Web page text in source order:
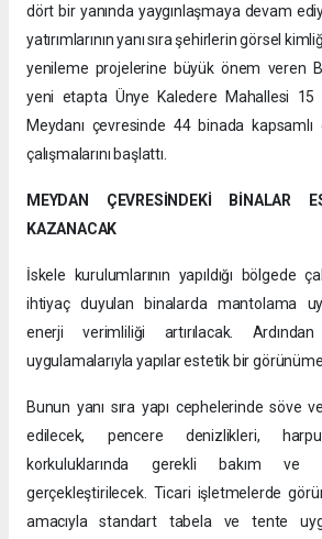
dört bir yanında yaygınlaşmaya devam
yatırımlarının yanı sıra şehirlerin görsel
yenileme projelerine büyük önem veren
yeni etapta Ünye Kaledere Mahallesi 15
Meydanı çevresinde 44 binada kapsamlı
çalışmalarını başlattı.
MEYDAN ÇEVRESİNDEKİ BİNALAR
KAZANACAK
İskele kurulumlarının yapıldığı bölgede
ihtiyaç duyulan binalarda mantolama
enerji verimliliği artırılacak.
uygulamalarıyla yapılar estetik bir
Bunun yanı sıra yapı cephelerinde söve
edilecek, pencere denizlikleri,
korkuluklarında gerekli bakım ve
gerçekleştirilecek. Ticari işletmelerde
amacıyla standart tabela ve tente